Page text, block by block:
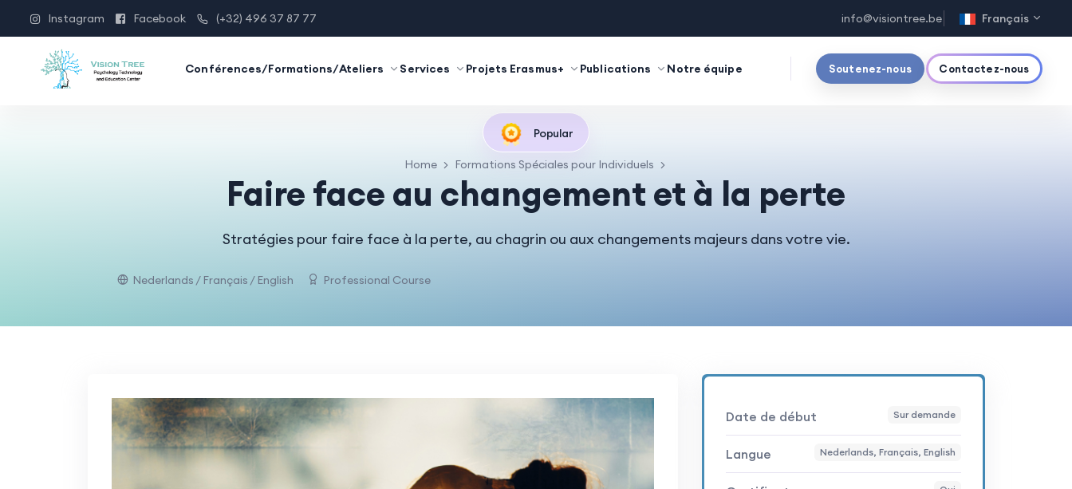
Instagram Facebook (+32) 496 37 87 77 info@visiontree.be Français
Conférences/Formations/Ateliers Services Projets Erasmus+ Publications Notre équipe Soutenez-nous Contactez-nous
Popular
Home Formations Spéciales pour Individuels
Faire face au changement et à la perte
Stratégies pour faire face à la perte, au chagrin ou aux changements majeurs dans votre vie.
Nederlands / Français / English Professional Course
Date de début Sur demande
Langue Nederlands, Français, English